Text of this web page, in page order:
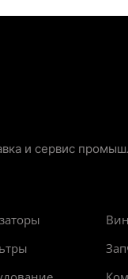
и сервис